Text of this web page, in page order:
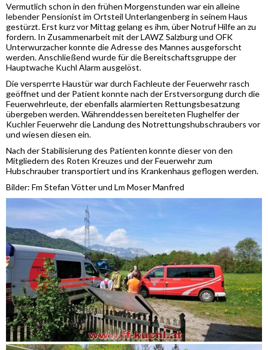
Vermutlich schon in den frühen Morgenstunden war ein alleine
lebender Pensionist im Ortsteil Unterlangenberg in seinem Haus
gestürzt. Erst kurz vor Mittag gelang es ihm, über Notruf Hilfe an zu
fordern. In Zusammenarbeit mit der LAWZ Salzburg und OFK
Unterwurzacher konnte die Adresse des Mannes ausgeforscht
werden. Anschließend wurde für die Bereitschaftsgruppe der
Hauptwache Kuchl Alarm ausgelöst.
Die versperrte Haustür war durch Fachleute der Feuerwehr rasch
geöffnet und der Patient konnte nach der Erstversorgung durch die
Feuerwehrleute, der ebenfalls alarmierten Rettungsbesatzung
übergeben werden. Währenddessen bereiteten Flughelfer der
Kuchler Feuerwehr die Landung des Notrettungshubschraubers vor
und wiesen diesen ein.
Nach der Stabilisierung des Patienten konnte dieser von den
Mitgliedern des Roten Kreuzes und der Feuerwehr zum
Hubschrauber transportiert und ins Krankenhaus geflogen werden.
Bilder: Fm Stefan Vötter und Lm Moser Manfred